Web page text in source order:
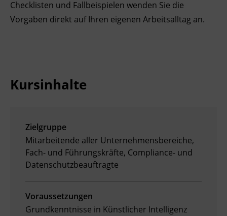
Ingenieurzertifizierung
Deutsch und Integration
BFI Reutte
Checklisten und Fallbeispielen wenden Sie die
Vorgaben direkt auf Ihren eigenen Arbeitsalltag an.
Kursinhalte
Zielgruppe
Mitarbeitende aller Unternehmensbereiche,
Fach- und Führungskräfte, Compliance- und
Datenschutzbeauftragte
Voraussetzungen
Grundkenntnisse in Künstlicher Intelligenz